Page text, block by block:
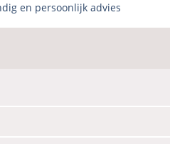
en persoonlijk advies